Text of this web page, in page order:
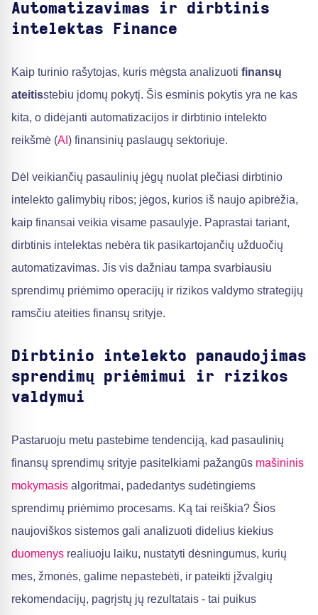
Automatizavimas ir dirbtinis
intelektas Finance
Kaip turinio rašytojas, kuris mėgsta analizuoti finansų
ateitisstebiu įdomų pokytį. Šis esminis pokytis yra ne kas
kita, o didėjanti automatizacijos ir dirbtinio intelekto
reikšmė (AI ) finansinių paslaugų sektoriuje.
Dėl veikiančių pasaulinių jėgų nuolat plečiasi dirbtinio
intelekto galimybių ribos; jėgos, kurios iš naujo apibrėžia,
kaip finansai veikia visame pasaulyje. Paprastai tariant,
dirbtinis intelektas nebėra tik pasikartojančių užduočių
automatizavimas. Jis vis dažniau tampa svarbiausiu
sprendimų priėmimo operacijų ir rizikos valdymo strategijų
ramsčiu ateities finansų srityje.
Dirbtinio intelekto panaudojimas
sprendimų priėmimui ir rizikos
valdymui
Pastaruoju metu pastebime tendenciją, kad pasaulinių
finansų sprendimų srityje pasitelkiami pažangūs mašininis
mokymasis algoritmai, padedantys sudėtingiems
sprendimų priėmimo procesams. Ką tai reiškia? Šios
naujoviškos sistemos gali analizuoti didelius kiekius
duomenys realiuoju laiku, nustatyti dėsningumus, kurių
mes, žmonės, galime nepastebėti, ir pateikti įžvalgių
rekomendacijų, pagrįstų jų rezultatais - tai puikus